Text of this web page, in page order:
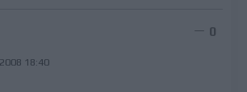
18:40
0